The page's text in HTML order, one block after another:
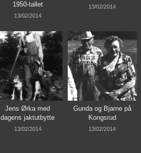
1950-tallet
13/02/2014
13/02/2014
Jens Ørka med
dagens jaktutbytte
13/02/2014
Gunda og Bjarne på
Kongsrud
13/02/2014